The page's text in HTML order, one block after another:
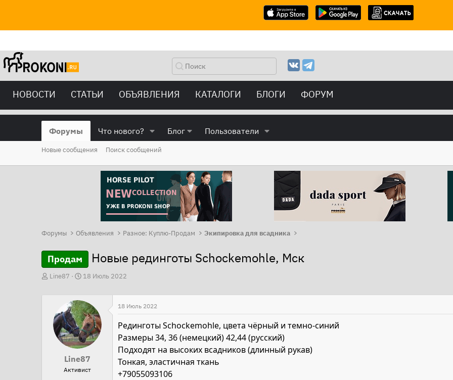
НОВОСТИ СТАТЬИ ОБЪЯВЛЕНИЯ КАТАЛОГИ БЛОГИ ФОРУМ
Форумы Что нового? Блог Пользователи
Новые сообщения Поиск сообщений
Форумы Объявления Разное: Куплю-Продам Экипировка для всадника
Продам Новые рединготы Schockemohle, Мск
АLine87
Д
т
а
н
а
ч
а
л
18 Июль 2022
Line87
Активист
18 Июль 2022
Рединготы Schockemohle, цвета чёрный и темно-синий
Размеры 34, 36 (немецкий) 42,44 (русский)
Подходят на высоких всадников (длинный рукав)
Тонкая, эластичная ткань
+79055093106